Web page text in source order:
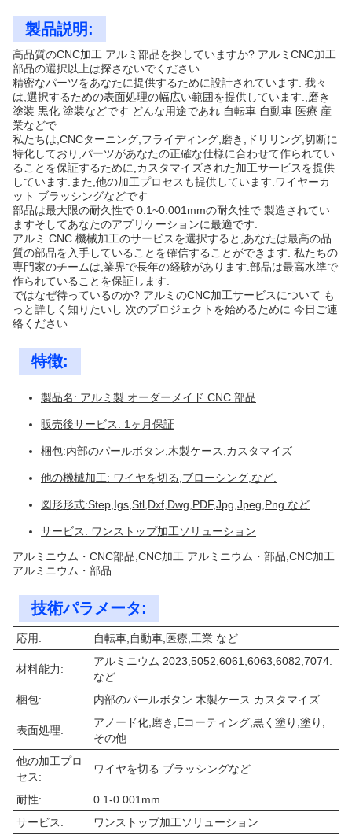
製品説明:
高品質のCNC加工 アルミ部品を探していますか? アルミCNC加工
部品の選択以上は探さないでください.
精密なパーツをあなたに提供するために設計されています. 我々
は,選択するための表面処理の幅広い範囲を提供しています.,磨き
塗装 黒化 塗装などです どんな用途であれ 自転車 自動車 医療 産
業などで
私たちは,CNCターニング,フライディング,磨き,ドリリング,切断に
特化しており,パーツがあなたの正確な仕様に合わせて作られてい
ることを保証するために,カスタマイズされた加工サービスを提供
しています.また,他の加工プロセスも提供しています.ワイヤーカ
ット ブラッシングなどです
部品は最大限の耐久性で 0.1~0.001mmの耐久性で 製造されてい
ますそしてあなたのアプリケーションに最適です.
アルミ CNC 機械加工のサービスを選択すると,あなたは最高の品
質の部品を入手していることを確信することができます. 私たちの
専門家のチームは,業界で長年の経験があります.部品は最高水準で
作られていることを保証します.
ではなぜ待っているのか? アルミのCNC加工サービスについて も
っと詳しく知りたいし 次のプロジェクトを始めるために 今日ご連
絡ください.
特徴:
製品名: アルミ製 オーダーメイド CNC 部品
販売後サービス: 1ヶ月保証
梱包:内部のパールボタン,木製ケース,カスタマイズ
他の機械加工: ワイヤを切る,ブローシング,など.
図形形式:Step,Igs,Stl,Dxf,Dwg,PDF,Jpg,Jpeg,Png など
サービス: ワンストップ加工ソリューション
アルミニウム・CNC部品,CNC加工 アルミニウム・部品,CNC加工
アルミニウム・部品
技術パラメータ:
応用: 自転車,自動車,医療,工業 など
材料能力:
アルミニウム 2023,5052,6061,6063,6082,7074.
など
梱包:
内部のパールボタン 木製ケース カスタマイズ
表面処理:
アノード化,磨き,Eコーティング,黒く塗り,塗り,
その他
他の加工プロ
セス:
ワイヤを切る ブラッシングなど
耐性:
0.1-0.001mm
サービス:
ワンストップ加工ソリューション